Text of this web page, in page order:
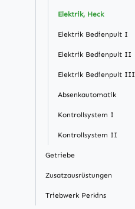
Elektrik, Heck
Elektrik Bedienpult I
Elektrik Bedienpult II
Elektrik Bedienpult III
Absenkautomatik
Kontrollsystem I
Kontrollsystem II
Getriebe
Zusatzausrüstungen
Triebwerk Perkins